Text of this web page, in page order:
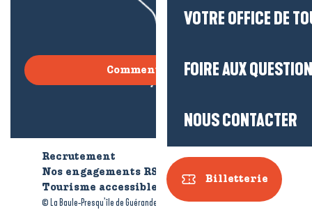
VOTRE OFFICE DE
FOIRE AUX
NOUS CONTACTER
Billetterie
Comment venir ?
Recrutement
Qui sommes-nous ?
Nos engagements RSE
Tourisme accessible
© La Baule-Presqu’île de Guérande tourisme-Mentions légales-